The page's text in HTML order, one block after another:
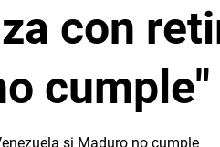
con
cumple"